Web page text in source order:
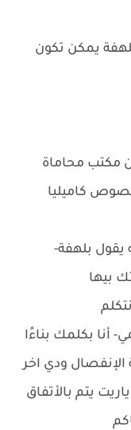
يمكن تكون
مكتب محاماة
كاميليا
بلهفة-
بيها
أنا بكلمك بناءًا
الإنفصال ودي اخر
يتم بالأتفاق